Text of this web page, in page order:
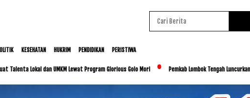
KESEHATAN HUKRIM PENDIDIKAN PERISTIWA
dan UMKM Lewat Program Glorious Golo Mori Pemkab Lombok Tengah Luncurkan BESTI,